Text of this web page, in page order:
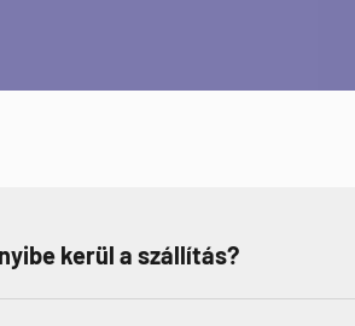
kerül a szállítás?